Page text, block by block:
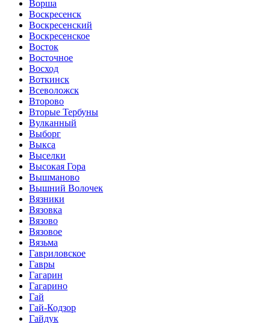
Ворша
Воскресенск
Воскресенский
Воскресенское
Восток
Восточное
Восход
Воткинск
Всеволожск
Второво
Вторые Тербуны
Вулканный
Выборг
Выкса
Выселки
Высокая Гора
Вышманово
Вышний Волочек
Вязники
Вязовка
Вязово
Вязовое
Вязьма
Гавриловское
Гавры
Гагарин
Гагарино
Гай
Гай-Кодзор
Гайдук